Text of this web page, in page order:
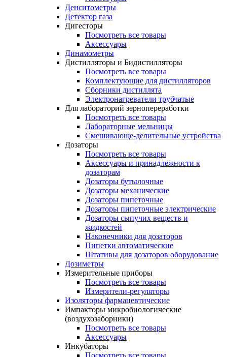
Денситометры
Детектор газа
Дигесторы
Посмотреть все товары
Аксессуары
Динамометры
Дистилляторы и Бидистилляторы
Посмотреть все товары
Комплектующие для дистилляторов
Сборники дистиллята
Электронагреватели трубчатые
Для лабораторий зернопереработки
Посмотреть все товары
Лабораторные мельницы
Смешивающе-делительные устройства
Дозаторы
Посмотреть все товары
Аксессуары и принадлежности к
дозаторам
Дозаторы бутылочные
Дозаторы механические
Дозаторы пипеточные
Дозаторы пипеточные электрические
Дозаторы сыпучих веществ и
жидкостей
Наконечники для дозаторов
Пипетки автоматические
Штативы для дозаторов оборудование
Дозиметры
Измерительные приборы
Посмотреть все товары
Измерители-регуляторы
Изоляторы фармацевтические
Импакторы микробиологические
(воздухозаборники)
Посмотреть все товары
Аксессуары
Инкубаторы
Посмотреть все товары